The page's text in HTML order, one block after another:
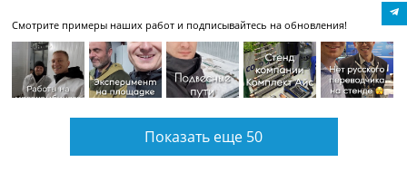
Смотрите примеры наших работ и подписывайтесь на обновления!
Показать еще 50